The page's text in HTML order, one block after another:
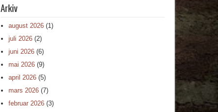
Arkiv
august 2026 (1)
juli 2026 (2)
juni 2026 (6)
mai 2026 (9)
april 2026 (5)
mars 2026 (7)
februar 2026 (3)